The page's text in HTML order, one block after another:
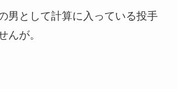
男として計算に入っている投手
んが。